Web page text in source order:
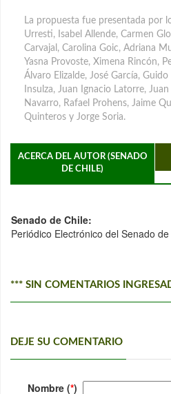
La propuesta fue presentada por
Urresti, Isabel Allende, Carmen
Carvajal, Carolina Goic, Adriana
Yasna Provoste, Ximena Rincón,
Álvaro Elizalde, José García,
Insulza, Juan Ignacio Latorre,
Navarro, Rafael Prohens, Jaime
Quinteros y Jorge Soria.
ACERCA DEL AUTOR (SENADO
DE CHILE)
Senado de Chile:
Periódico Electrónico del Senado
*** SIN COMENTARIOS
DEJE SU COMENTARIO
Nombre (*)